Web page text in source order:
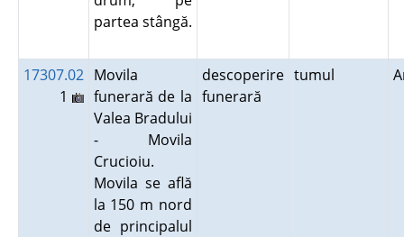
partea stângă.
17307.02
1
Movila
funerară de la
Valea Bradului
- Movila
Crucioiu.
Movila se află
la 150 m nord
de principalul
descoperire
funerară
tumul